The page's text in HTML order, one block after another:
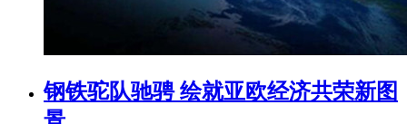
钢铁驼队驰骋 绘就亚欧经济共荣新图